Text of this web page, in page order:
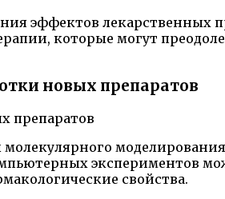
эффектов лекарственных
которые могут
новых препаратов
экспериментов
свойства.